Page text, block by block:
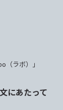
（ラボ）」
にあたって